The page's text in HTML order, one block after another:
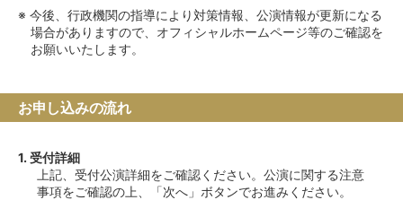
今後、行政機関の指導により対策情報、公演情報が更新になる
場合がありますので、オフィシャルホームページ等のご確認を
お願いいたします。
お申し込みの流れ
1. 受付詳細
上記、受付公演詳細をご確認ください。公演に関する注意
事項をご確認の上、「次へ」ボタンでお進みください。